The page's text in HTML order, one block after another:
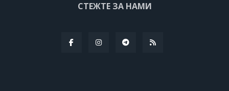
СТЕЖТЕ ЗА НАМИ